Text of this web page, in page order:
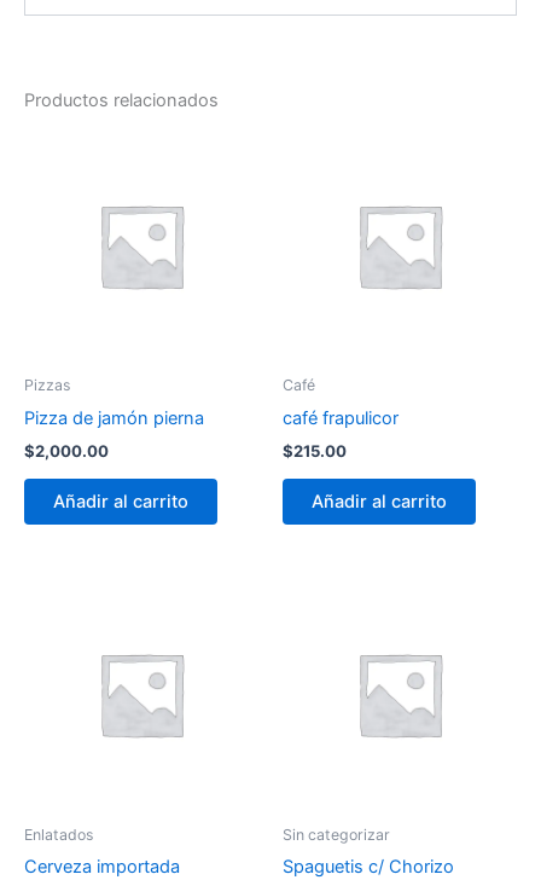
Productos relacionados
Pizzas
Pizza de jamón pierna
$2,000.00
Añadir al carrito
Café
café frapulicor
$215.00
Añadir al carrito
Enlatados
Cerveza importada
Sin categorizar
Spaguetis c/ Chorizo